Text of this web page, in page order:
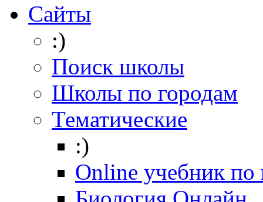
Сайты
:)
Поиск школы
Школы по городам
Тематические
:)
Online учебник по